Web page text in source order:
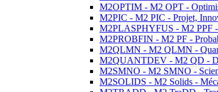
M2OPTIM - M2 OPT -
M2PIC - M2 PIC - Projet,
M2PLASPHYFUS - M2 PPF -
M2PROBFIN - M2 PF -
M2QLMN - M2 QLMN -
M2QUANTDEV - M2 QD -
M2SMNO - M2 SMNO -
M2SOLIDS - M2 Solids -